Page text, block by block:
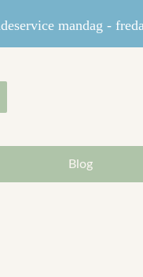
mandag -
Blog